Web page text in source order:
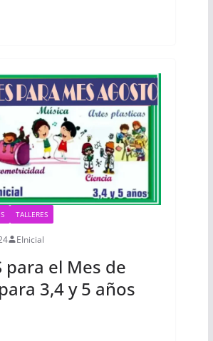
TALLERES
EInicial
para el Mes de
3,4 y 5 años